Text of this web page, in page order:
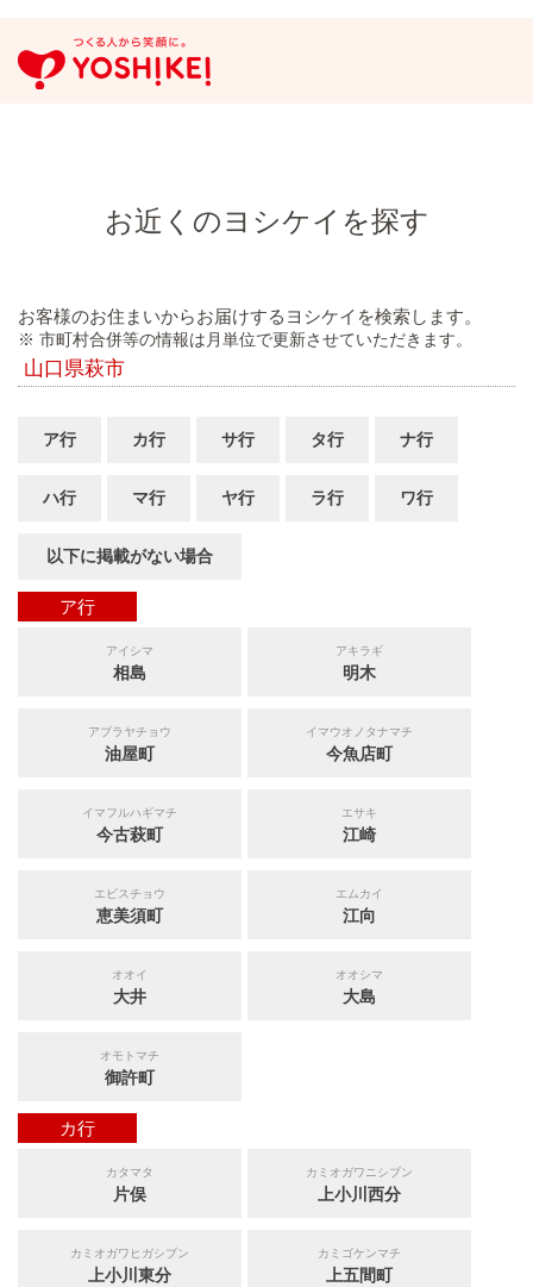
お近くのヨシケイを探す
お客様のお住まいからお届けするヨシケイを検索します。
※ 市町村合併等の情報は月単位で更新させていただきます。
山口県萩市
ア行 カ行 サ行 タ行 ナ行
ハ行 マ行 ヤ行 ラ行 ワ行
以下に掲載がない場合
ア行
アイシマ
相島
アキラギ
明木
アブラヤチョウ
油屋町
イマウオノタナマチ
今魚店町
イマフルハギマチ
今古萩町
エサキ
江崎
エビスチョウ
恵美須町
エムカイ
江向
オオイ
大井
オオシマ
大島
オモトマチ
御許町
カ行
カタマタ
片俣
カミオガワニシブン
上小川西分
カミオガワヒガシブン
上小川東分
カミゴケンマチ
上五間町